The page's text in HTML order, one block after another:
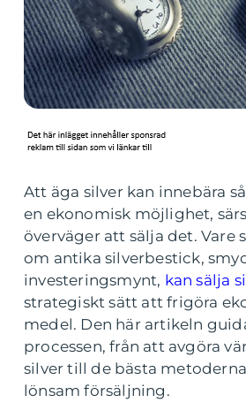
Att äga silver kan innebära
en ekonomisk möjlighet,
överväger att sälja det. Vare
om antika silverbestick,
investeringsmynt, kan sälja
strategiskt sätt att frigöra
medel. Den här artikeln
processen, från att avgöra
silver till de bästa
lönsam försäljning.